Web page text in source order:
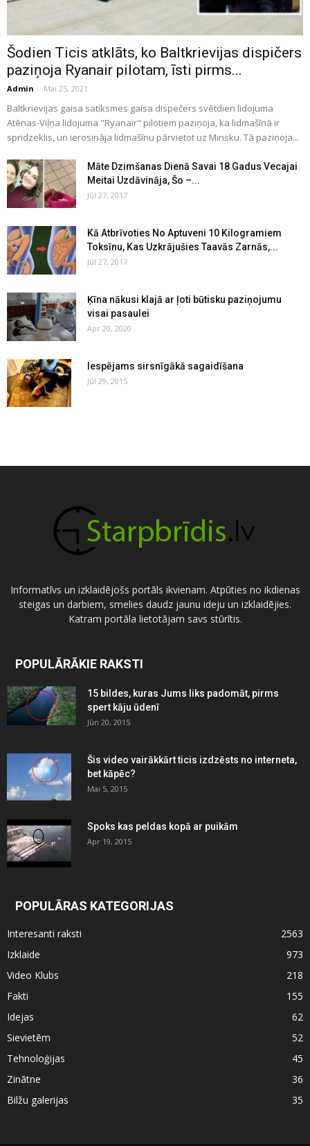
Šodien Ticis atklāts, ko Baltkrievijas dispičers
paziņoja Ryanair pilotam, īsti pirms...
Admin - Mai 25, 2021
Baltkrievijas gaisa satiksmes gaisa dispečers svētdien lidojuma
Atēnas-Viļņa lidojuma "Ryanair" pilotiem paziņoja, ka lidmašīnā ir
spridzeklis, un ierosināja lidmašīnu pārvietot uz Minsku. Tā paziņoja...
Māte Dzimšanas Dienā Savai 18 Gadus Vecajai
Meitai Uzdāvināja, Šo –...
Jūl 27, 2017
Kā Atbrīvoties No Aptuveni 10 Kilogramiem
Toksīnu, Kas Uzkrājušies Taavās Zarnās,...
Jūl 27, 2017
Ķīna nākusi klajā ar ļoti būtisku paziņojumu
visai pasaulei
Apr 20, 2020
Iespējams sirsnīgākā sagaidīšana
Jūl 29, 2015
Informatīvs un izklaidējošs portāls ikvienam. Atpūties no ikdienas
steigas un darbiem, smelies daudz jaunu ideju un izklaidējies.
Katram portāla lietotājam savs stūrītis.
POPULĀRĀKIE RAKSTI
15 bildes, kuras Jums liks padomāt, pirms
spert kāju ūdenī
Jūn 20, 2015
Šis video vairākkārt ticis izdzēsts no interneta,
bet kāpēc?
Mai 5, 2015
Spoks kas peldas kopā ar puikām
Apr 19, 2015
POPULĀRAS KATEGORIJAS
Interesanti raksti
2563
Izklaide
973
Video Klubs
218
Fakti
155
Idejas
62
Sievietēm
52
Tehnoloģijas
45
Zinātne
36
Bilžu galerijas
35